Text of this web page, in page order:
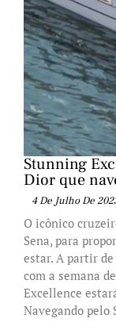
Stunning
Dior que
4 De Julho De
O icônico
Sena, para
estar. A partir
com a semana
Excellence
Navegando